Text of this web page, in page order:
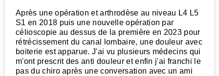
Après une opération et arthrodèse au niveau L4 L5
S1 en 2018 puis une nouvelle opération par
célioscopie au dessus de la première en 2023 pour
rétrécissement du canal lombaire, une douleur avec
boiterie est apparue. J'ai vu plusieurs médecins qui
m'ont prescrit des anti douleur et enfin j'ai franchi le
pas du chiro après une conversation avec un ami